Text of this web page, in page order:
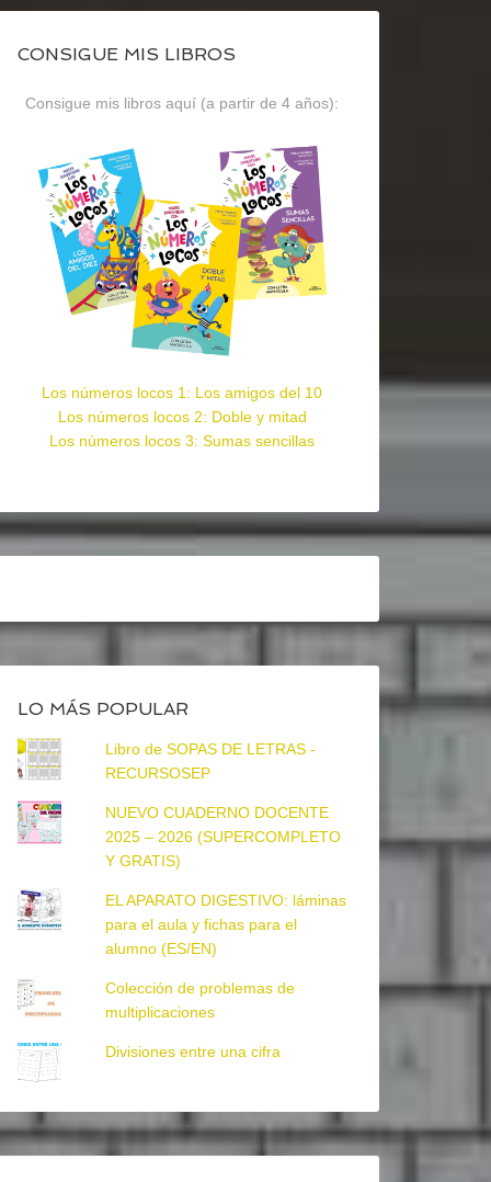
CONSIGUE MIS LIBROS
Consigue mis libros aquí (a partir de 4 años):
Los números locos 1: Los amigos del 10
Los números locos 2: Doble y mitad
Los números locos 3: Sumas sencillas
LO MÁS POPULAR
Libro de SOPAS DE LETRAS -
RECURSOSEP
NUEVO CUADERNO DOCENTE
2025 – 2026 (SUPERCOMPLETO
Y GRATIS)
EL APARATO DIGESTIVO: láminas
para el aula y fichas para el
alumno (ES/EN)
Colección de problemas de
multiplicaciones
Divisiones entre una cifra